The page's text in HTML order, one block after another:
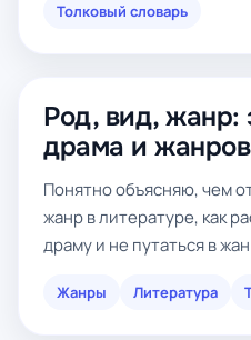
Толковый словарь
Род, вид, жанр:
драма и
Понятно объясняю, чем
жанр в литературе, как
драму и не путаться в
Жанры Литература